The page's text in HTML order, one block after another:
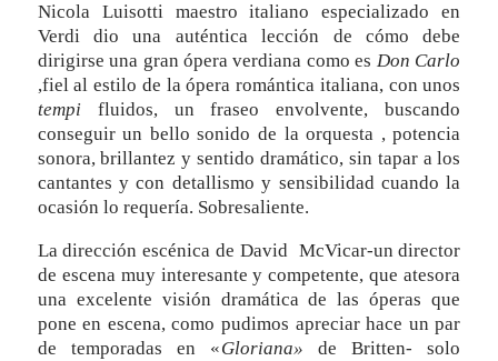
Nicola Luisotti maestro italiano especializado en
Verdi dio una auténtica lección de cómo debe
dirigirse una gran ópera verdiana como es Don Carlo
,fiel al estilo de la ópera romántica italiana, con unos
tempi fluidos, un fraseo envolvente, buscando
conseguir un bello sonido de la orquesta , potencia
sonora, brillantez y sentido dramático, sin tapar a los
cantantes y con detallismo y sensibilidad cuando la
ocasión lo requería. Sobresaliente.
La dirección escénica de David McVicar-un director
de escena muy interesante y competente, que atesora
una excelente visión dramática de las óperas que
pone en escena, como pudimos apreciar hace un par
de temporadas en «Gloriana» de Britten- solo